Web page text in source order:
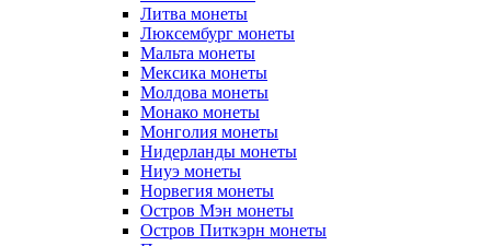
Литва монеты
Люксембург монеты
Мальта монеты
Мексика монеты
Молдова монеты
Монако монеты
Монголия монеты
Нидерланды монеты
Ниуэ монеты
Норвегия монеты
Остров Мэн монеты
Остров Питкэрн монеты